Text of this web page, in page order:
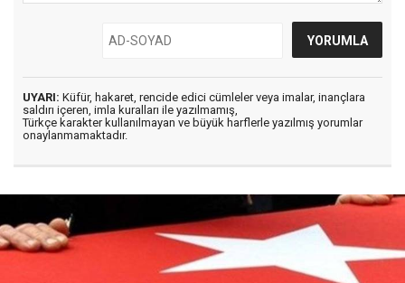
UYARI: Küfür, hakaret, rencide edici cümleler veya imalar, inançlara
saldırı içeren, imla kuralları ile yazılmamış,
Türkçe karakter kullanılmayan ve büyük harflerle yazılmış yorumlar
onaylanmamaktadır.